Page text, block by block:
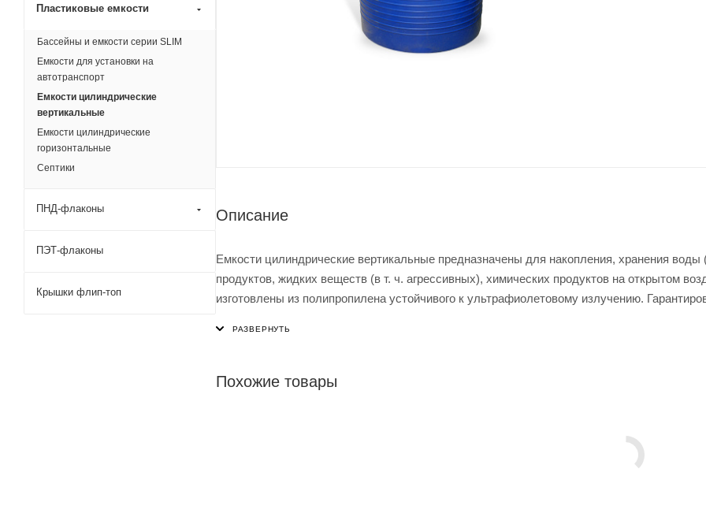
Описание
Емкости цилиндрические вертикальные предназначены для накопления, хранения
продуктов, жидких веществ (в т. ч. агрессивных), химических продуктов на открытом
изготовлены из полипропилена устойчивого к ультрафиолетовому излучению.
вмонтирован дыхательный клапан, используемый для стабилизации давления в полости
Похожие товары
Пластиковые емкости
Бассейны и емкости серии SLIM
Емкости для установки на
автотранспорт
Емкости цилиндрические
вертикальные
Емкости цилиндрические
горизонтальные
Септики
ПНД-флаконы
ПЭТ-флаконы
Крышки флип-топ